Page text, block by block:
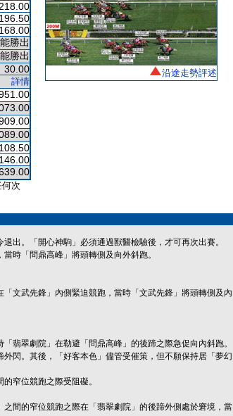
218.00
196.50
168.00
勝出
勝出
30.00
詳情
146.00
次
沿途走勢評述
出。「開心神駒」必須通過獸醫檢驗後，才可再次出賽。
時「問鼎高峰」將頭轉側及向外斜跑。
文武先鋒」內側緊迫競跑，當時「文武先鋒」將頭轉側及內
翡翠劇院」在勒避「問鼎高峰」的後蹄之際急促向內斜跑。
閃。其後，「好客本色」儘管受催策，但不願保持居「夢幻
窄位競跑之際受阻礙。
間的窄位競跑之際在「翡翠劇院」的後蹄外側處於窘境，當